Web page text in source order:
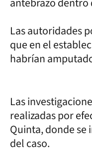
Las autoridades
que en el
habrían
Las
realizadas por
Quinta, donde
del caso.